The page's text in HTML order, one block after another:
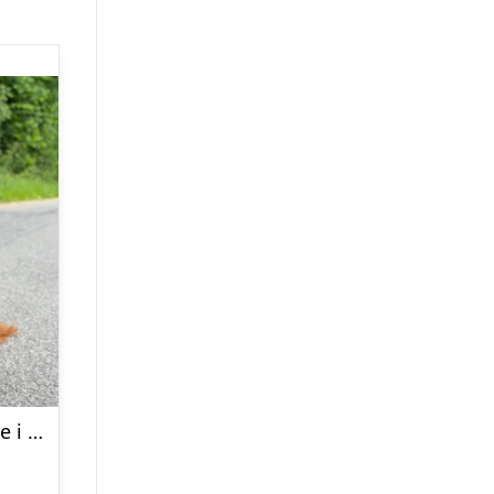
By Doodle Dogs regnjakke i beige – 1